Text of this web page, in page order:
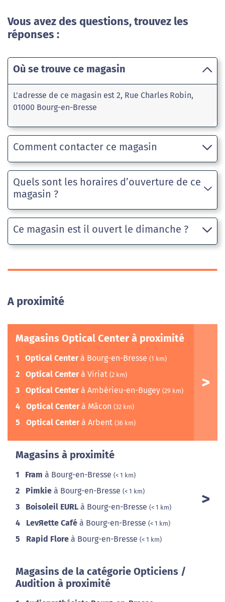
Vous avez des questions, trouvez les
réponses :
Où se trouve ce magasin
L'adresse de ce magasin est 2, Rue Charles Robin,
01000 Bourg-en-Bresse
Comment contacter ce magasin
Quels sont les horaires d’ouverture de ce
magasin ?
Ce magasin est il ouvert le dimanche ?
A proximité
Magasins Optical Center à proximité
1 Optical Centerà Bourg-en-Bresse (1 km)
2 Optical Centerà Viriat (2 km)
3 Optical Centerà Ambérieu-en-Bugey (29 km)
4 Optical Centerà Mâcon (32 km)
5 Optical Centerà Arbent (36 km)
Magasins à proximité
1 Fram à Bourg-en-Bresse (< 1 km)
2 Pimkie à Bourg-en-Bresse (< 1 km)
3 Boisoleil EURL à Bourg-en-Bresse (< 1 km)
4 LevЯette Café à Bourg-en-Bresse (< 1 km)
5 Rapid Flore à Bourg-en-Bresse (< 1 km)
Magasins de la catégorie Opticiens /
Audition à proximité